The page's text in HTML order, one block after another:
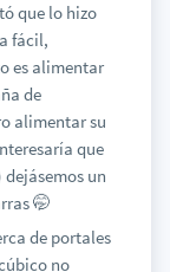
que lo hizo
fácil,
es alimentar
de
alimentar su
que
un
🤭
de portales
no